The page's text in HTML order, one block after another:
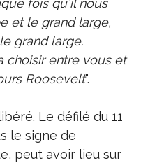
fois qu'il nous
et le grand large,
grand large.
choisir entre vous et
Roosevelt".
Le défilé du 11
le signe de
peut avoir lieu sur